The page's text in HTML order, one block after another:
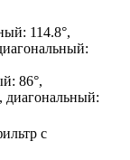
114.8°,
86°,
диагональный:
с